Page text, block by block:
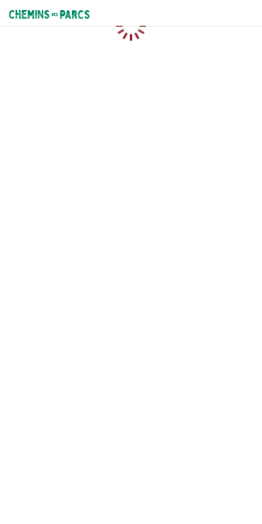
Chemins des Parcs
Caricamento